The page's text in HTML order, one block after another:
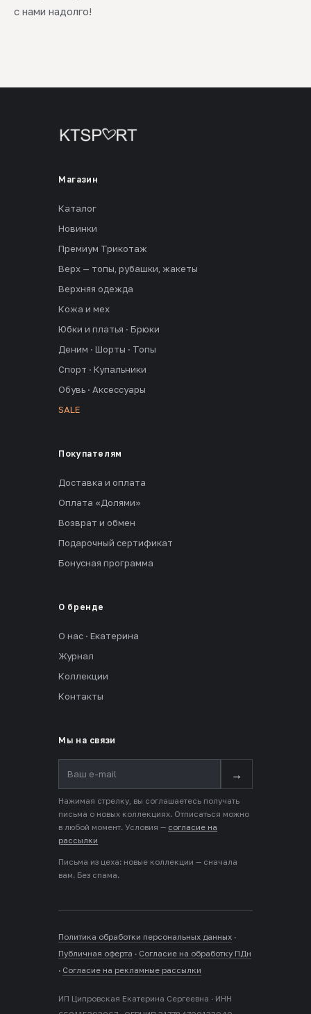
с нами надолго!
Магазин
Каталог
Новинки
Премиум Трикотаж
Верх — топы, рубашки, жакеты
Верхняя одежда
Кожа и мех
Юбки и платья · Брюки
Деним · Шорты · Топы
Спорт · Купальники
Обувь · Аксессуары
SALE
Покупателям
Доставка и оплата
Оплата «Долями»
Возврат и обмен
Подарочный сертификат
Бонусная программа
О бренде
О нас · Екатерина
Журнал
Коллекции
Контакты
Мы на связи
→
Нажимая стрелку, вы соглашаетесь получать
письма о новых коллекциях. Отписаться можно
в любой момент. Условия — согласие на
рассылки
Письма из цеха: новые коллекции — сначала
вам. Без спама.
Политика обработки персональных данных ·
Публичная оферта · Согласие на обработку ПДн
· Согласие на рекламные рассылки
ИП Ципровская Екатерина Сергеевна · ИНН